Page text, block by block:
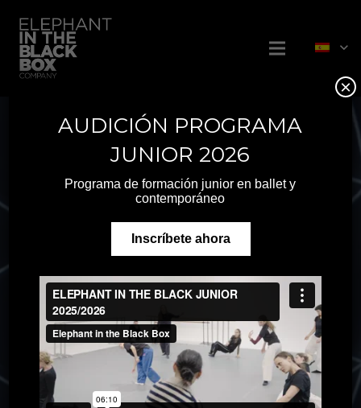
AUDICIÓN PROGRAMA
JUNIOR 2026
Programa de formación junior en ballet y
contemporáneo
Inscríbete ahora
×